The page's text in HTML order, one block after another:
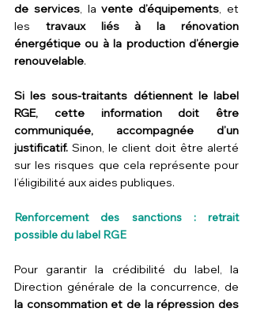
de services, la vente d’équipements, et
les travaux liés à la rénovation
énergétique ou à la production d’énergie
renouvelable.
Si les sous-traitants détiennent le label
RGE, cette information doit être
communiquée, accompagnée d’un
justificatif. Sinon, le client doit être alerté
sur les risques que cela représente pour
l’éligibilité aux aides publiques.
Renforcement des sanctions : retrait
possible du label RGE
Pour garantir la crédibilité du label, la
la consommation et de la répression des